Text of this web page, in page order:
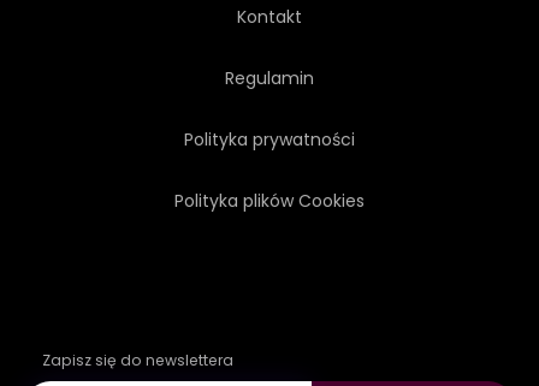
Kontakt
Regulamin
Polityka prywatności
Polityka plików Cookies
Zapisz się do newslettera